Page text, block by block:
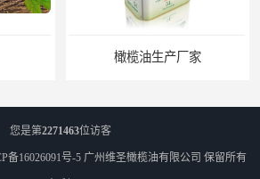
橄榄油生产厂家
您是第2271463位访客
备16026091号-5 广州维圣橄榄油有限公司 保留所有